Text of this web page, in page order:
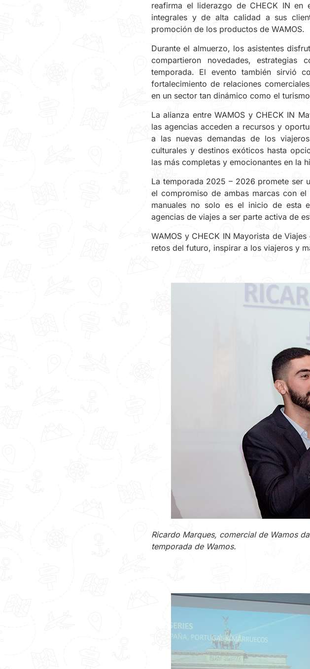
reafirma el liderazgo de CHECK IN en
integrales y de alta calidad a sus
promoción de los productos de WAMOS.
Durante el almuerzo, los asistentes
compartieron novedades,
temporada. El evento también sirvió
fortalecimiento de relaciones
en un sector tan dinámico como el
La alianza entre WAMOS y CHECK IN
las agencias acceden a recursos y
a las nuevas demandas de los
culturales y destinos exóticos hasta
las más completas y emocionantes en la
La temporada 2025 – 2026 promete ser
el compromiso de ambas marcas con
manuales no solo es el inicio de esta
agencias de viajes a ser parte activa de
WAMOS y CHECK IN Mayorista de
retos del futuro, inspirar a los viajeros y
Ricardo Marques, comercial de Wamos
temporada de Wamos.